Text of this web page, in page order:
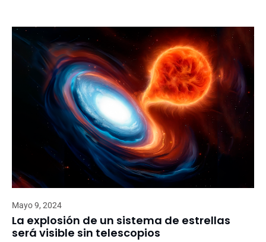
Mayo 9, 2024
La explosión de un sistema de estrellas
será visible sin telescopios